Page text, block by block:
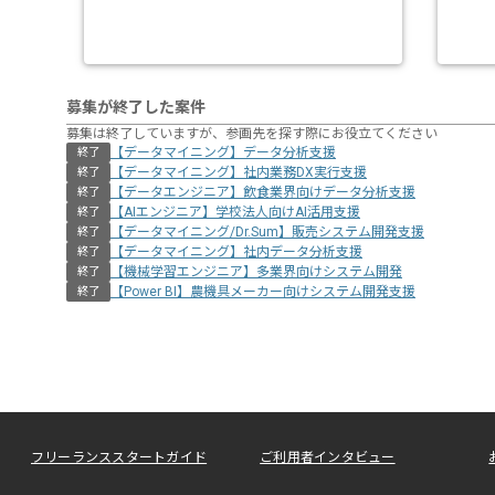
募集が終了した案件
募集は終了していますが、参画先を探す際にお役立てください
終了 【データマイニング】データ分析支援
終了 【データマイニング】社内業務DX実行支援
終了 【データエンジニア】飲食業界向けデータ分析支援
終了 【AIエンジニア】学校法人向けAI活用支援
終了 【データマイニング/Dr.Sum】販売システム開発支援
終了 【データマイニング】社内データ分析支援
終了 【機械学習エンジニア】多業界向けシステム開発
終了 【Power BI】農機具メーカー向けシステム開発支援
フリーランススタートガイド ご利用者インタビュー